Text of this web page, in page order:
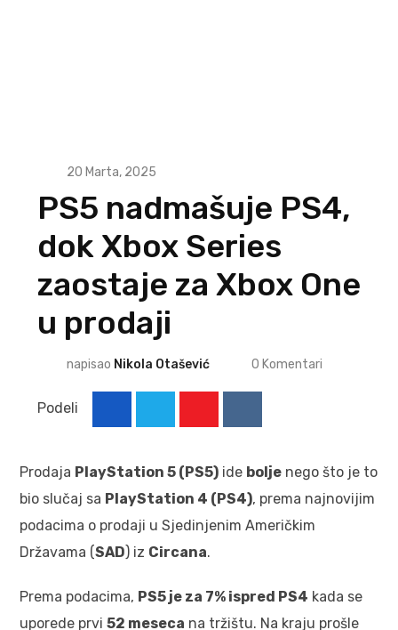
20 Marta, 2025
PS5 nadmašuje PS4,
dok Xbox Series
zaostaje za Xbox One
u prodaji
napisao Nikola Otašević 0 Komentari
Podeli
Prodaja PlayStation 5 (PS5) ide bolje nego što je to
bio slučaj sa PlayStation 4 (PS4), prema najnovijim
podacima o prodaji u Sjedinjenim Američkim
Državama (SAD) iz Circana.
Prema podacima, PS5 je za 7% ispred PS4 kada se
uporede prvi 52 meseca na tržištu. Na kraju prošle